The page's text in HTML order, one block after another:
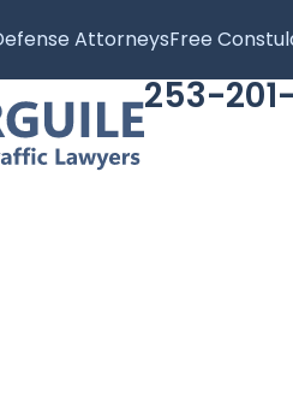
AttorneysFree
253-